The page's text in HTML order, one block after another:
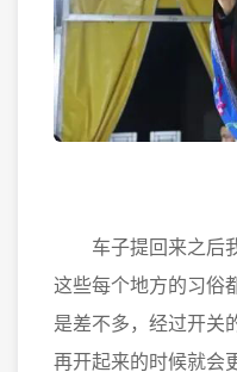
车子提回来之后我
这些每个地方的习俗
是差不多，经过开关
再开起来的时候就会